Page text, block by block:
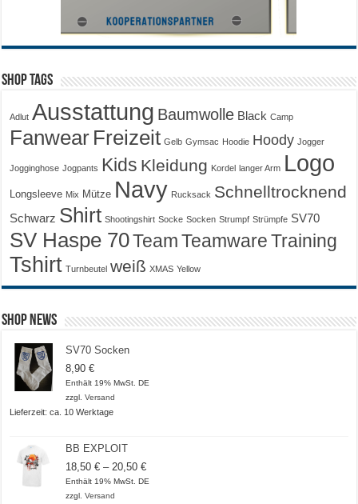
Shop Tags
Adlut Ausstattung Baumwolle Black Camp
Fanwear Freizeit Gelb Gymsac Hoodie Hoody Jogger
Jogginghose Jogpants Kids Kleidung Kordel langer Arm Logo
Longsleeve Mix Mütze Navy Rucksack Schnelltrocknend
Schwarz Shirt Shootingshirt Socke Socken Strumpf Strümpfe SV70
SV Haspe 70Team Teamware Training
Tshirt Turnbeutel weiß XMAS Yellow
Shop News
SV70 Socken
8,90€
Enthält 19% MwSt. DE
zzgl.Versand
Lieferzeit: ca. 10 Werktage
BB EXPLOIT
18,50€ – 20,50€Preisspanne:
18,50 €
Enthält 19% MwSt. DE
zzgl.Versand